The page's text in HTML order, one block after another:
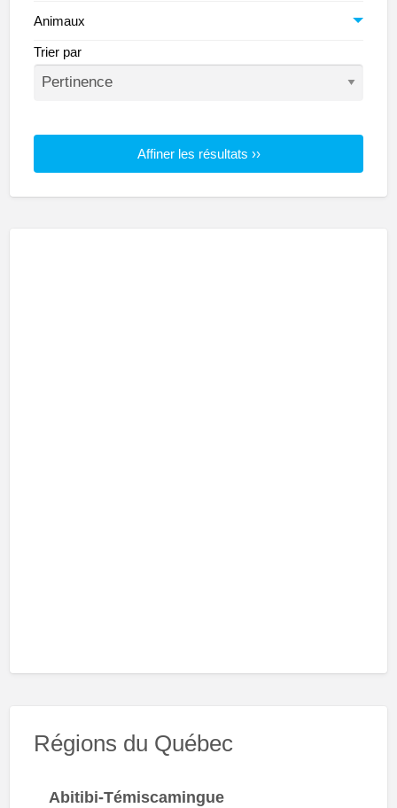
Animaux
Trier par
Affiner les résultats ››
Régions du Québec
Abitibi-Témiscamingue